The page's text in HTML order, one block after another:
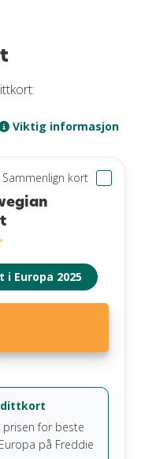
Viktig informasjon
Europa 2025
Sammenlign kort
prisen for beste
på Freddie